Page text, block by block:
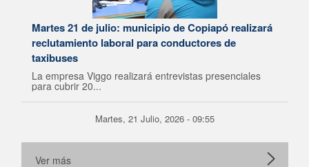
Martes 21 de julio: municipio de Copiapó realizará
reclutamiento laboral para conductores de
taxibuses
La empresa Viggo realizará entrevistas presenciales
para cubrir 20...
Martes, 21 Julio, 2026 - 09:55
Ver más